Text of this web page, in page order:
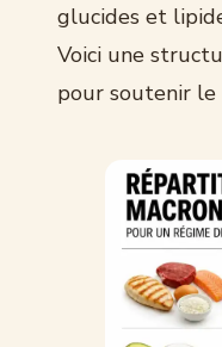
glucides et
Voici une
pour soutenir